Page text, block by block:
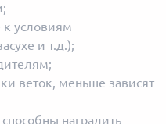
условиям
и т.д.);
веток, меньше зависят
наградить